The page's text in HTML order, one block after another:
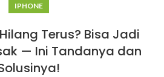
IPHONE
Terus? Bisa Jadi
— Ini Tandanya dan